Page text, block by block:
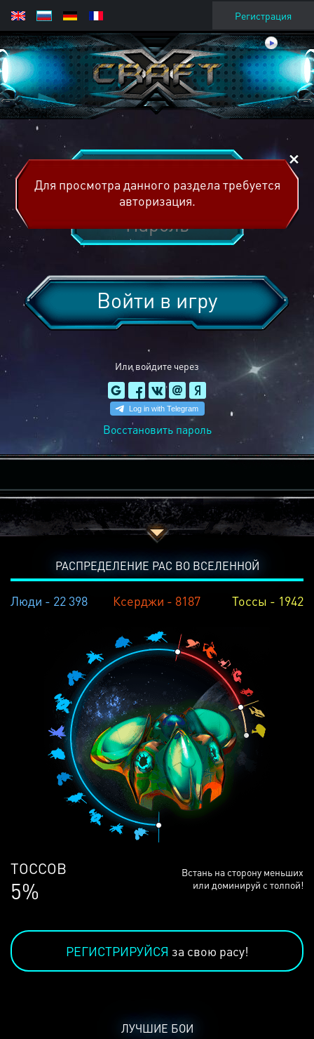
Регистрация
Или войдите через
Войти в игру
Восстановить пароль
Для просмотра данного раздела требуется
авторизация.
РАСПРЕДЕЛЕНИЕ РАС ВО ВСЕЛЕННОЙ
Люди - 22 398 Ксерджи - 8187 Тоссы - 1942
ЛЮДЕЙ
68%
Встань на сторону меньших
или доминируй с толпой!
РЕГИСТРИРУЙСЯ за свою расу!
ЛУЧШИЕ БОИ